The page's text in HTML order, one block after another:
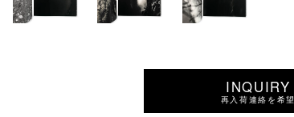
INQUIRY
再入荷連絡を希望